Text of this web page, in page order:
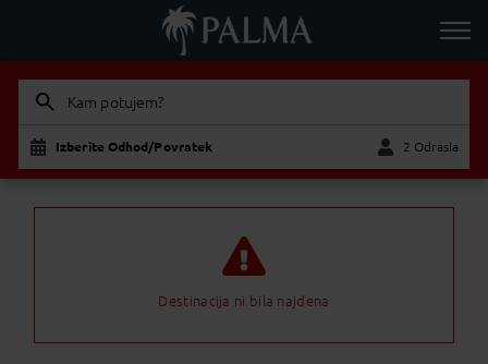
Kam potujem?
Izberite Odhod/Povratek 2 Odrasla
Destinacija ni bila najdena